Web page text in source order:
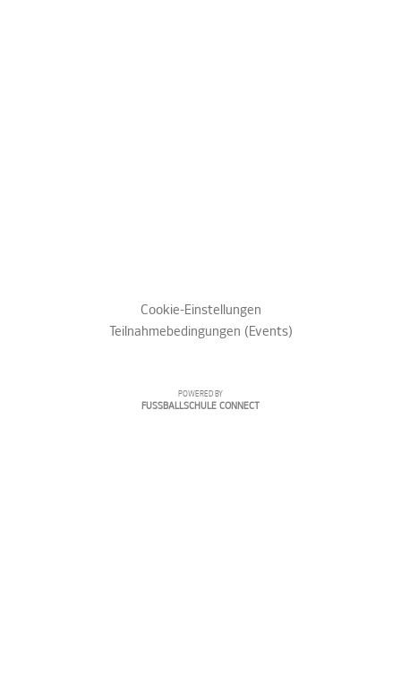
Cookie-Einstellungen
Teilnahmebedingungen (Events)
POWERED BY
FUSSBALLSCHULE CONNECT